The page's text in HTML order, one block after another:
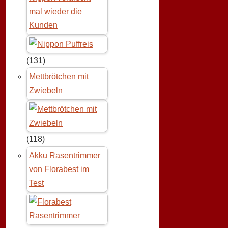
mal wieder die
Kunden
(131)
Mettbrötchen mit
Zwiebeln
(118)
Akku Rasentrimmer
von Florabest im
Test